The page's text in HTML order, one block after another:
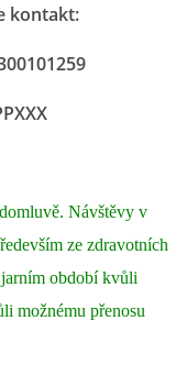
kontakt:
Návštěvy v
ze zdravotních
období kvůli
možnému přenosu